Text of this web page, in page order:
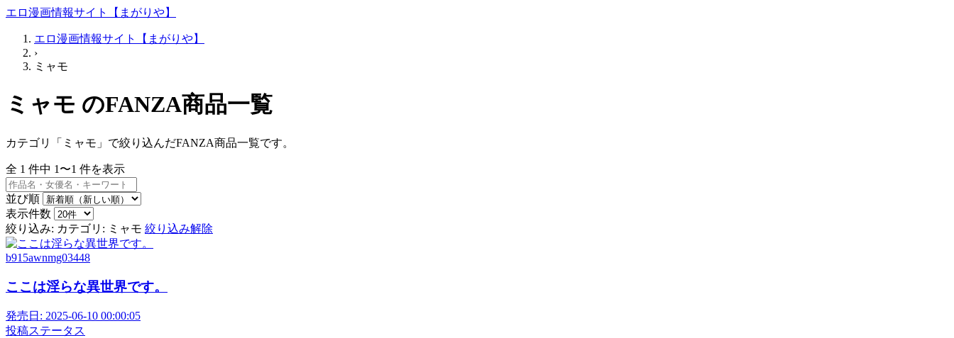
エロ漫画情報サイト【まがりや】
エロ漫画情報サイト【まがりや】
›
ミャモ
ミャモ のFANZA商品一覧
カテゴリ「ミャモ」で絞り込んだFANZA商品一覧です。
全 1 件中 1〜1 件を表示
並び順
表示件数
絞り込み: カテゴリ: ミャモ 絞り込み解除
b915awnmg03448
ここは淫らな異世界です。
発売日: 2025-06-10 00:00:05
投稿ステータス